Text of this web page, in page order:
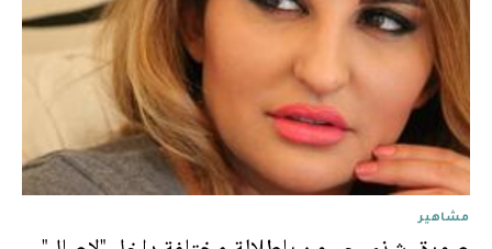
مشاهير